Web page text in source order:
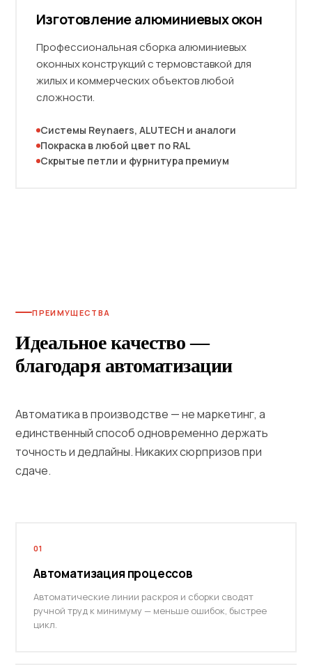
Изготовление алюминиевых окон
Профессиональная сборка алюминиевых
оконных конструкций с термовставкой для
жилых и коммерческих объектов любой
сложности.
Системы Reynaers, ALUTECH и аналоги
Покраска в любой цвет по RAL
Скрытые петли и фурнитура премиум
ПРЕИМУЩЕСТВА
Идеальное качество —
благодаря автоматизации
Автоматика в производстве — не маркетинг, а
единственный способ одновременно держать
точность и дедлайны. Никаких сюрпризов при
сдаче.
01
Автоматизация процессов
Автоматические линии раскроя и сборки сводят
ручной труд к минимуму — меньше ошибок, быстрее
цикл.